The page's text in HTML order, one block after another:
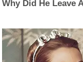
Why Did He Leave